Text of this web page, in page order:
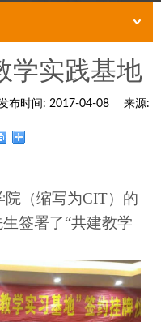
学实践基地
布时间: 2017-04-08
来源:
院（缩写为CIT）的
签署了“共建教学